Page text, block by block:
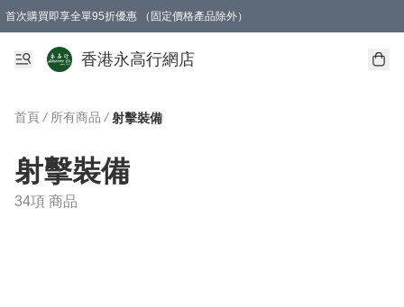
首次購買即享全單95折優惠 （固定價格產品除外）
澳門地區購物滿$800免運費
香港地區購物滿$600免運費
購買滿HK$1000即可免費獲得一個GEARLEX Small Ear Carabiner 2.0 扣環（贈品
香港永高行網店
首頁 / 所有商品 / 射擊裝備
射擊裝備
34項 商品